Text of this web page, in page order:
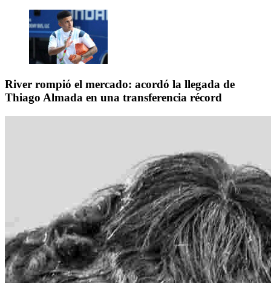
River rompió el mercado: acordó la llegada de
Thiago Almada en una transferencia récord